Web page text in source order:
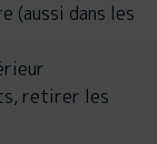
(aussi dans les
retirer les